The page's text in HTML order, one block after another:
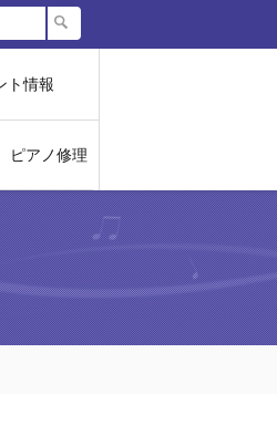
ト情報
ピアノ修理